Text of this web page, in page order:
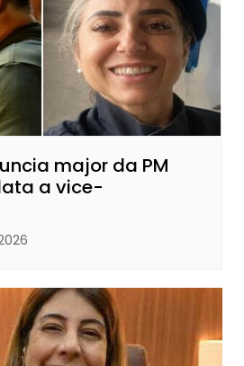
major da PM
a vice-